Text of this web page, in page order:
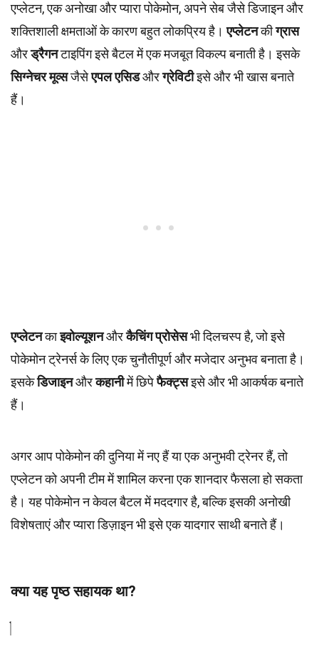
एप्लेटन, एक अनोखा और प्यारा पोकेमोन, अपने सेब जैसे डिजाइन और
शक्तिशाली क्षमताओं के कारण बहुत लोकप्रिय है।एप्लेटनकीग्रास
औरड्रैगनटाइपिंग इसे बैटल में एक मजबूत विकल्प बनाती है। इसके
सिग्नेचर मूव्सजैसेएपल एसिडऔरग्रेविटीइसे और भी खास बनाते
हैं।
एप्लेटनकाइवोल्यूशनऔरकैचिंग प्रोसेसभी दिलचस्प है, जो इसे
पोकेमोन ट्रेनर्स के लिए एक चुनौतीपूर्ण और मजेदार अनुभव बनाता है।
इसकेडिजाइनऔरकहानीमें छिपेफैक्ट्सइसे और भी आकर्षक बनाते
हैं।
अगर आप पोकेमोन की दुनिया में नए हैं या एक अनुभवी ट्रेनर हैं, तो
एप्लेटन को अपनी टीम में शामिल करना एक शानदार फैसला हो सकता
है। यह पोकेमोन न केवल बैटल में मददगार है, बल्कि इसकी अनोखी
विशेषताएं और प्यारा डिज़ाइन भी इसे एक यादगार साथी बनाते हैं।
क्या यह पृष्ठ सहायक था?